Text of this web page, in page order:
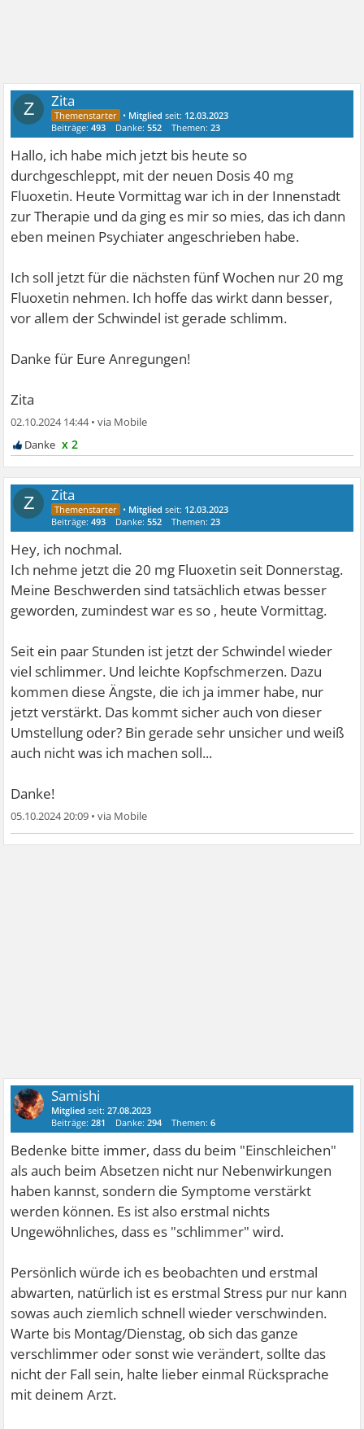
Z Zita
• Mitglied seit: 12.03.2023
Beiträge:493 Danke:552 Themen:23
Hallo, ich habe mich jetzt bis heute so
durchgeschleppt, mit der neuen Dosis 40 mg
Fluoxetin. Heute Vormittag war ich in der Innenstadt
zur Therapie und da ging es mir so mies, das ich dann
eben meinen Psychiater angeschrieben habe.
Ich soll jetzt für die nächsten fünf Wochen nur 20 mg
Fluoxetin nehmen. Ich hoffe das wirkt dann besser,
vor allem der Schwindel ist gerade schlimm.
Danke für Eure Anregungen!
Zita
02.10.2024 14:44•
x 2
Z Zita
• Mitglied seit: 12.03.2023
Beiträge:493 Danke:552 Themen:23
Hey, ich nochmal.
Ich nehme jetzt die 20 mg Fluoxetin seit Donnerstag.
Meine Beschwerden sind tatsächlich etwas besser
geworden, zumindest war es so , heute Vormittag.
Seit ein paar Stunden ist jetzt der Schwindel wieder
viel schlimmer. Und leichte Kopfschmerzen. Dazu
kommen diese Ängste, die ich ja immer habe, nur
jetzt verstärkt. Das kommt sicher auch von dieser
Umstellung oder? Bin gerade sehr unsicher und weiß
auch nicht was ich machen soll...
Danke!
05.10.2024 20:09 •
Samishi
Mitglied seit:27.08.2023
Beiträge:281 Danke:294 Themen:6
Bedenke bitte immer, dass du beim "Einschleichen"
als auch beim Absetzen nicht nur Nebenwirkungen
haben kannst, sondern die Symptome verstärkt
werden können. Es ist also erstmal nichts
Ungewöhnliches, dass es "schlimmer" wird.
Persönlich würde ich es beobachten und erstmal
abwarten, natürlich ist es erstmal Stress pur nur kann
sowas auch ziemlich schnell wieder verschwinden.
Warte bis Montag/Dienstag, ob sich das ganze
verschlimmer oder sonst wie verändert, sollte das
nicht der Fall sein, halte lieber einmal Rücksprache
mit deinem Arzt.